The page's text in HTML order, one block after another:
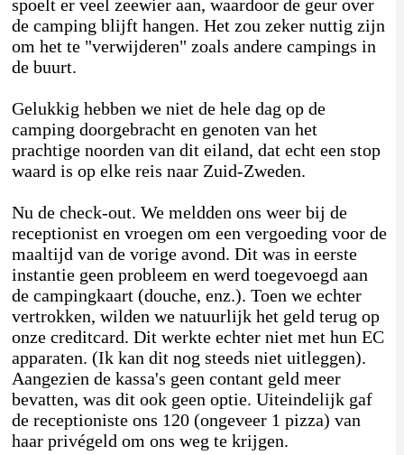
spoelt er veel zeewier aan, waardoor de geur over
de camping blijft hangen. Het zou zeker nuttig zijn
om het te "verwijderen" zoals andere campings in
de buurt.
Gelukkig hebben we niet de hele dag op de
camping doorgebracht en genoten van het
prachtige noorden van dit eiland, dat echt een stop
waard is op elke reis naar Zuid-Zweden.
Nu de check-out. We meldden ons weer bij de
receptionist en vroegen om een vergoeding voor de
maaltijd van de vorige avond. Dit was in eerste
instantie geen probleem en werd toegevoegd aan
de campingkaart (douche, enz.). Toen we echter
vertrokken, wilden we natuurlijk het geld terug op
onze creditcard. Dit werkte echter niet met hun EC
apparaten. (Ik kan dit nog steeds niet uitleggen).
Aangezien de kassa's geen contant geld meer
bevatten, was dit ook geen optie. Uiteindelijk gaf
de receptioniste ons 120 (ongeveer 1 pizza) van
haar privégeld om ons weg te krijgen.